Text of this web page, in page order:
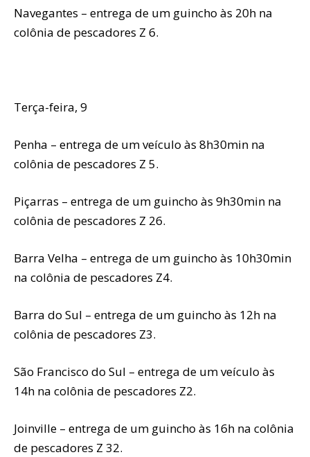
Navegantes – entrega de um guincho às 20h na
colônia de pescadores Z 6.
Terça-feira, 9
Penha – entrega de um veículo às 8h30min na
colônia de pescadores Z 5.
Piçarras – entrega de um guincho às 9h30min na
colônia de pescadores Z 26.
Barra Velha – entrega de um guincho às 10h30min
na colônia de pescadores Z4.
Barra do Sul – entrega de um guincho às 12h na
colônia de pescadores Z3.
São Francisco do Sul – entrega de um veículo às
14h na colônia de pescadores Z2.
Joinville – entrega de um guincho às 16h na colônia
de pescadores Z 32.